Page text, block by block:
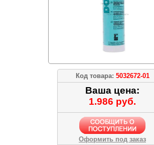
Код товара: 5032672-01
Ваша цена:
1.986 руб.
Оформить под заказ